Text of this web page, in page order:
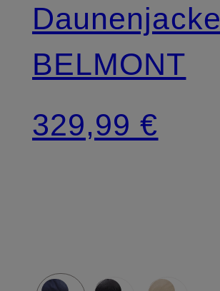
Daunenjacke
BELMONT
329,99 €